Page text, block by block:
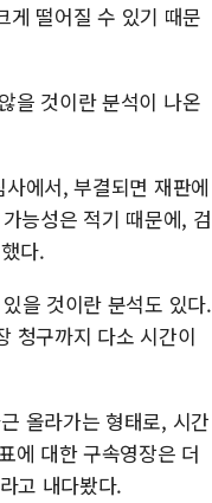
떨어질 수 있기 때문
을 것이란 분석이 나온
에서, 부결되면 재판에
능성은 적기 때문에, 검
다.
을 것이란 분석도 있다.
청구까지 다소 시간이
올라가는 형태로, 시간
에 대한 구속영장은 더
고 내다봤다.